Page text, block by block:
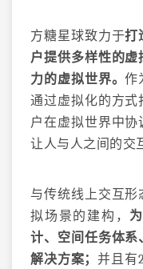
方糖星球致力于打
户提供多样性的
力的虚拟世界。作
通过虚拟化的方式
户在虚拟世界中协
让人与人之间的交
与传统线上交互
拟场景的建构，
计、空间任务体
解决方案； 并且有